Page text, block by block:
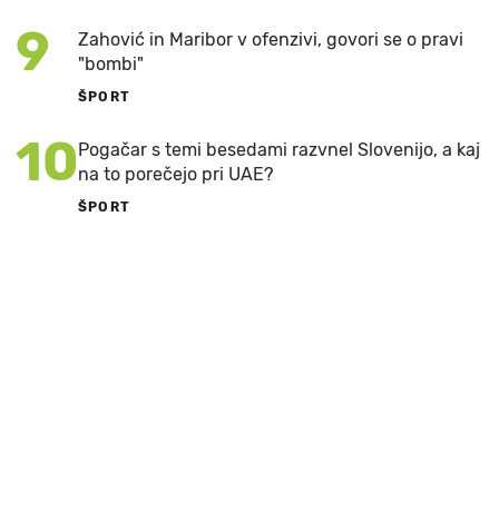
9
Zahović in Maribor v ofenzivi, govori se o pravi
"bombi"
ŠPORT
10 Pogačar s temi besedami razvnel Slovenijo, a kaj
na to porečejo pri UAE?
ŠPORT